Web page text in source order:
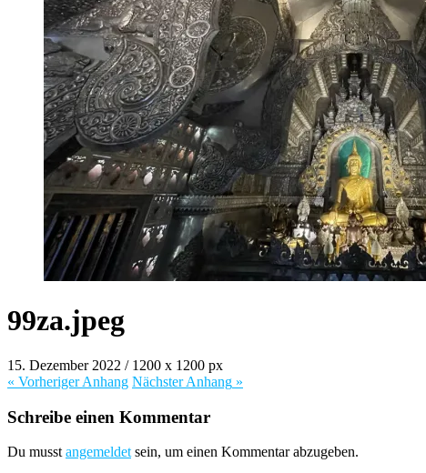
99za.jpeg
15. Dezember 2022 / 1200 x 1200 px
« VorherigerAnhang NächsterAnhang »
Schreibe einen Kommentar
Du musst angemeldet sein, um einen Kommentar abzugeben.